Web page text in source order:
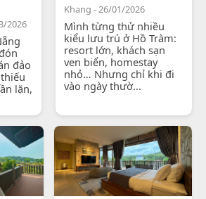
2026
đảo
lặn,
Khang - 26/01/2026
Mình từng thử nhiều
kiểu lưu trú ở Hồ Tràm:
resort lớn, khách sạn
ven biển, homestay
nhỏ… Nhưng chỉ khi đi
vào ngày thườ...